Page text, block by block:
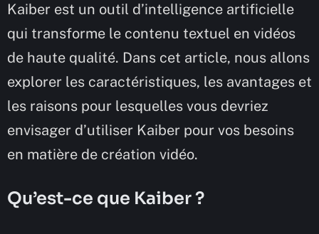
Kaiber est un outil d’intelligence artificielle
qui transforme le contenu textuel en vidéos
de haute qualité. Dans cet article, nous allons
explorer les caractéristiques, les avantages et
les raisons pour lesquelles vous devriez
envisager d’utiliser Kaiber pour vos besoins
en matière de création vidéo.
Qu’est-ce que Kaiber ?